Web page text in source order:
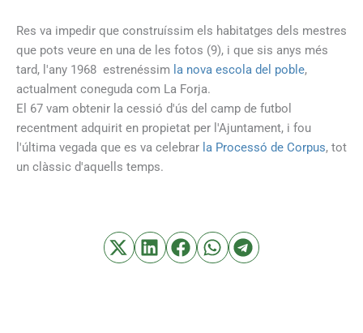
Res va impedir que construíssim els habitatges dels mestres
que pots veure en una de les fotos (9), i que sis anys més
tard, l'any 1968 estrenéssim la nova escola del poble,
actualment coneguda com La Forja.
El 67 vam obtenir la cessió d'ús del camp de futbol
recentment adquirit en propietat per l'Ajuntament, i fou
l'última vegada que es va celebrar la Processó de Corpus, tot
un clàssic d'aquells temps.
sense la casa de cal Roma - M. Sabartés (1963)